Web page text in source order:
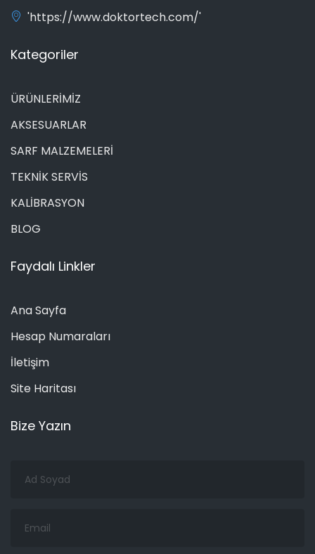
'https://www.doktortech.com/'
Kategoriler
ÜRÜNLERİMİZ
AKSESUARLAR
SARF MALZEMELERİ
TEKNİK SERVİS
KALİBRASYON
BLOG
Faydalı Linkler
Ana Sayfa
Hesap Numaraları
İletişim
Site Haritası
Bize Yazın
Soyad